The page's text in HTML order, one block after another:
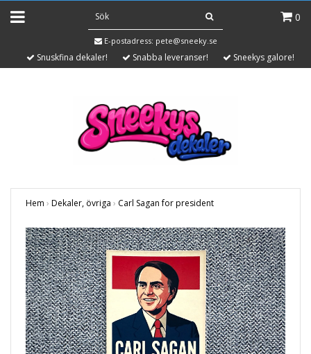
0
E-postadress: pete@sneeky.se
Snuskfina dekaler! Snabba leveranser! Sneekys galore!
Hem › Dekaler, övriga › Carl Sagan for president